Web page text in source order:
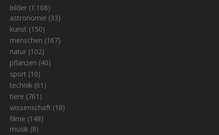
bilder (1.108)
astronomie (33)
kunst (150)
menschen (167)
natur (102)
pflanzen (40)
sport (10)
technik (61)
tiere (761)
wissenschaft (18)
filme (148)
musik (8)